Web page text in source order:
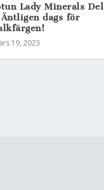
Lady Minerals Del
dags för
19, 2023